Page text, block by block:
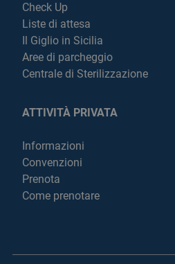
Check Up
Liste di attesa
Il Giglio in Sicilia
Aree di parcheggio
Centrale di Sterilizzazione
ATTIVITÀ PRIVATA
Informazioni
Convenzioni
Prenota
Come prenotare